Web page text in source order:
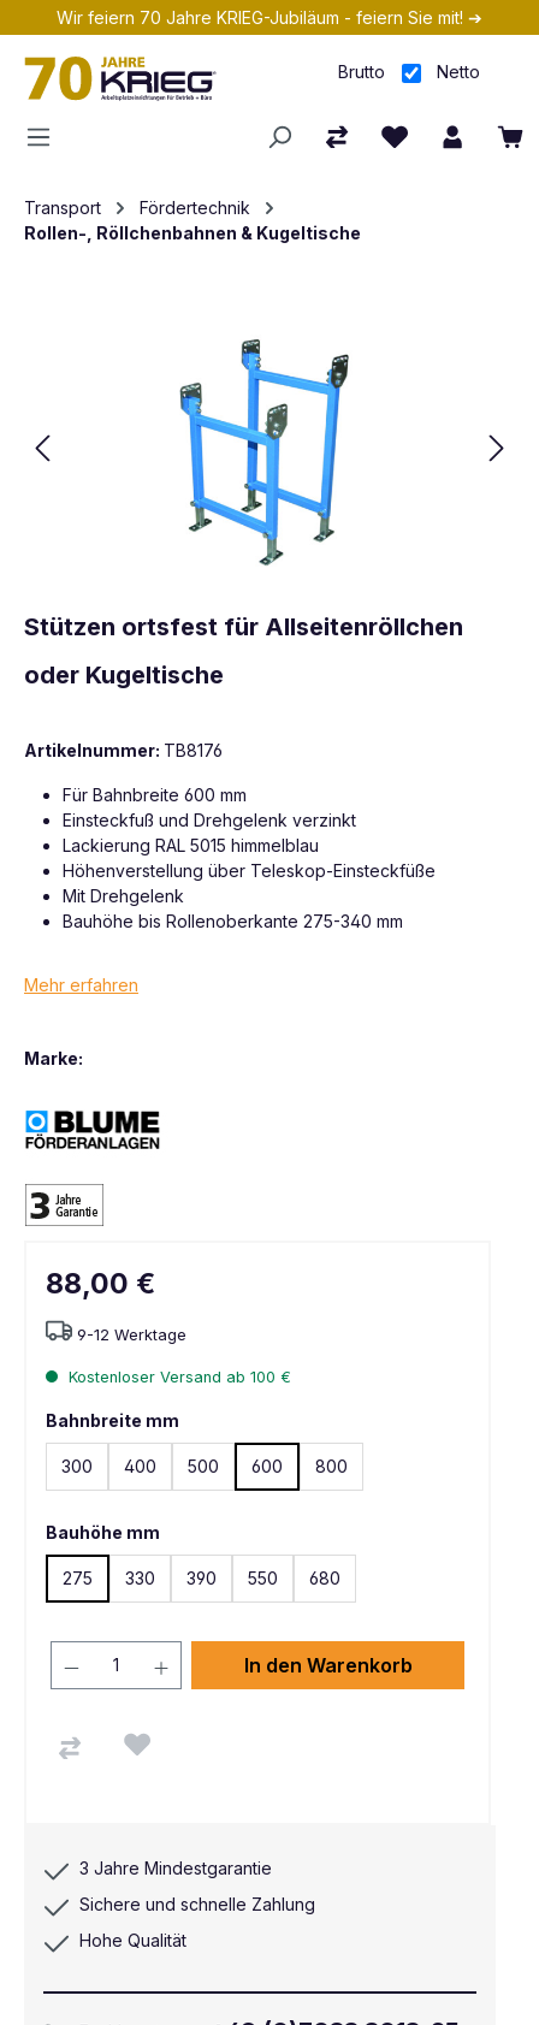
Zum Hauptinhalt springen
Wir feiern 70 Jahre KRIEG-Jubiläum - feiern Sie mit! ➔
Brutto Netto
Transport
Fördertechnik
Rollen-, Röllchenbahnen & Kugeltische
Stützen ortsfest für Allseitenröllchen
oder Kugeltische
Artikelnummer: TB8176
Für Bahnbreite 600 mm
Einsteckfuß und Drehgelenk verzinkt
Lackierung RAL 5015 himmelblau
Höhenverstellung über Teleskop-Einsteckfüße
Mit Drehgelenk
Bauhöhe bis Rollenoberkante 275-340 mm
Mehr erfahren
Marke:
88,00 €
9-12 Werktage
Kostenloser Versand ab 100 €
Bahnbreite mm
300 400 500 600 800
Bauhöhe mm
275 330 390 550 680
In den Warenkorb
3 Jahre Mindestgarantie
Sichere und schnelle Zahlung
Hohe Qualität